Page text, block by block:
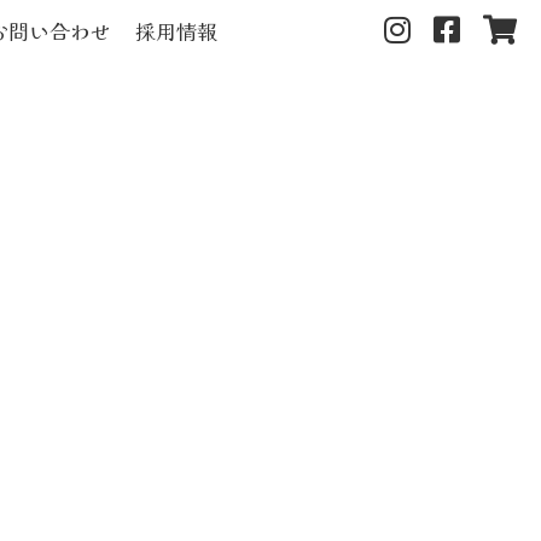
問い合わせ 採用情報